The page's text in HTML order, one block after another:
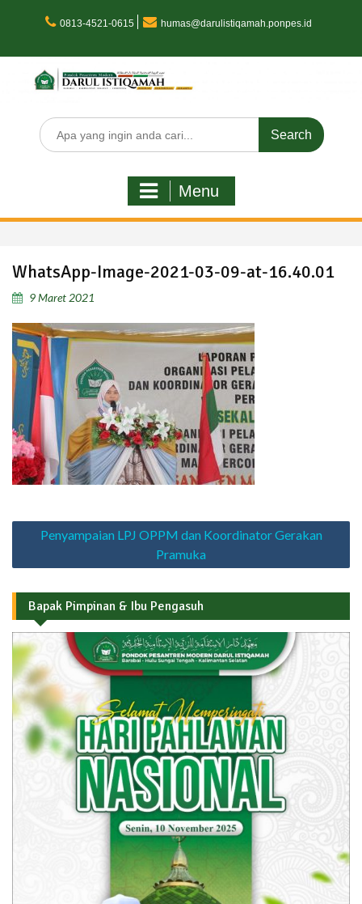
0813-4521-0615 humas@darulistiqamah.ponpes.id
Search
for:
Menu
WhatsApp-Image-2021-03-09-at-16.40.01
9 Maret 2021
Navigasi
Penyampaian LPJ OPPM dan Koordinator Gerakan
Pramuka
Bapak Pimpinan & Ibu Pengasuh